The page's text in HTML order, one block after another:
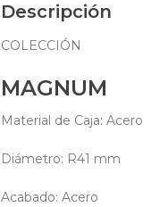
Descripción
COLECCIÓN
MAGNUM
Material de Caja: Acero
Diámetro: R41 mm
Acabado: Acero